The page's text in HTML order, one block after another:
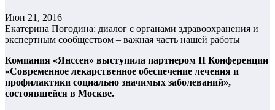
Июн 21, 2016
Екатерина Погодина: диалог с органами здравоохранения и
экспертным сообществом – важная часть нашей работы
Компания «Янссен» выступила партнером II Конференции
«Современное лекарственное обеспечение лечения и
профилактики социально значимых заболеваний»,
состоявшейся в Москве.